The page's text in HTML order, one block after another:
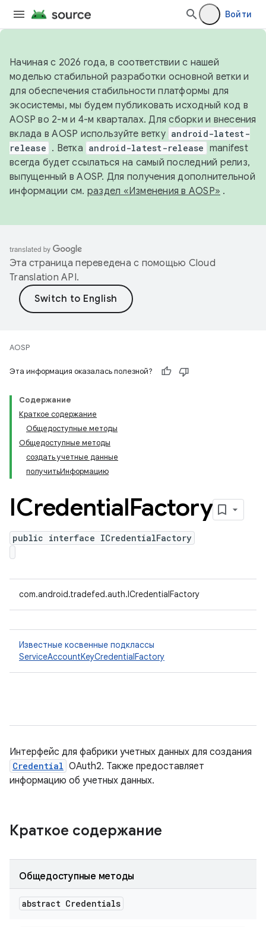
Войти
Начиная с 2026 года, в соответствии с нашей
моделью стабильной разработки основной ветки и
для обеспечения стабильности платформы для
экосистемы, мы будем публиковать исходный код в
AOSP во 2-м и 4-м кварталах. Для сборки и внесения
вклада в AOSP используйте ветку android-latest-
release . Ветка android-latest-release manifest
всегда будет ссылаться на самый последний релиз,
выпущенный в AOSP. Для получения дополнительной
информации см. раздел «Изменения в AOSP» .
Эта страница переведена с помощью Cloud
Translation API.
AOSP
Эта информация оказалась полезной?
Содержание
Краткое содержание
Общедоступные методы
Общедоступные методы
создать учетные данные
получитьИнформацию
ICredentialFactory
public interface ICredentialFactory
com.android.tradefed.auth.ICredentialFactory
Известные косвенные подклассы
ServiceAccountKeyCredentialFactory
Интерфейс для фабрики учетных данных для создания
Credential OAuth2. Также предоставляет
информацию об учетных данных.
Краткое содержание
Общедоступные методы
abstract Credentials